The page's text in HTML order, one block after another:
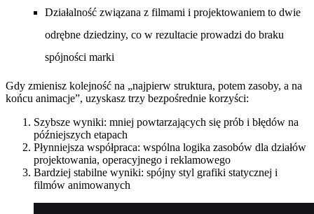
Działalność związana z filmami i projektowaniem to dwie
odrębne dziedziny, co w rezultacie prowadzi do braku
spójności marki
Gdy zmienisz kolejność na „najpierw struktura, potem zasoby, a na
końcu animacje”, uzyskasz trzy bezpośrednie korzyści:
Szybsze wyniki: mniej powtarzających się prób i błędów na
późniejszych etapach
Płynniejsza współpraca: wspólna logika zasobów dla działów
projektowania, operacyjnego i reklamowego
Bardziej stabilne wyniki: spójny styl grafiki statycznej i
filmów animowanych